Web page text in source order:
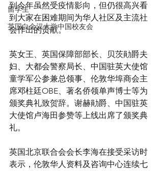
留学生
英国白金汉大学中国校友会
到今年虽然受疫情影向，但仍很高兴看
到大家在困难期间为华人社区及主流社
会作出的贡献。
英女王、英国保障部部长、贝茨勛爵夫
妇、大都会警察局长、中国驻英大使馆
童学军公参兼总领事、伦敦华埠商会主
席邓柱廷OBE、著名侨领单声博士等为
颁奖典礼致贺辞。谢赫勛爵、中国驻英
大使馆卢海田参赞等上线出席了颁奖典
礼。
英国北京联合会会长李海在接受采访时
表示，伦敦华人资料及咨询中心连续七